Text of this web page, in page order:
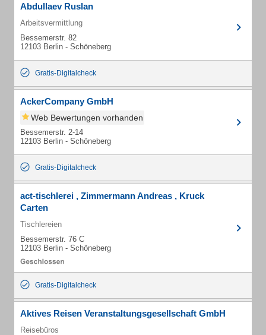
Abdullaev Ruslan
Arbeitsvermittlung
Bessemerstr. 82
12103 Berlin - Schöneberg
Gratis-Digitalcheck
AckerCompany GmbH
Web Bewertungen vorhanden
Bessemerstr. 2-14
12103 Berlin - Schöneberg
Gratis-Digitalcheck
act-tischlerei , Zimmermann Andreas , Kruck
Carten
Tischlereien
Bessemerstr. 76 C
12103 Berlin - Schöneberg
Gratis-Digitalcheck
Aktives Reisen Veranstaltungsgesellschaft GmbH
Reisebüros